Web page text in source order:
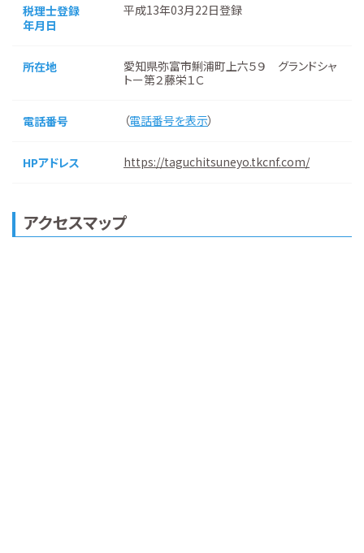
税理士登録
年月日
平成13年03月22日登録
所在地
愛知県弥富市鯏浦町上六５９ グランドシャ
トー第２藤栄１Ｃ
電話番号 （電話番号を表示）
HPアドレス https://taguchitsuneyo.tkcnf.com/
アクセスマップ